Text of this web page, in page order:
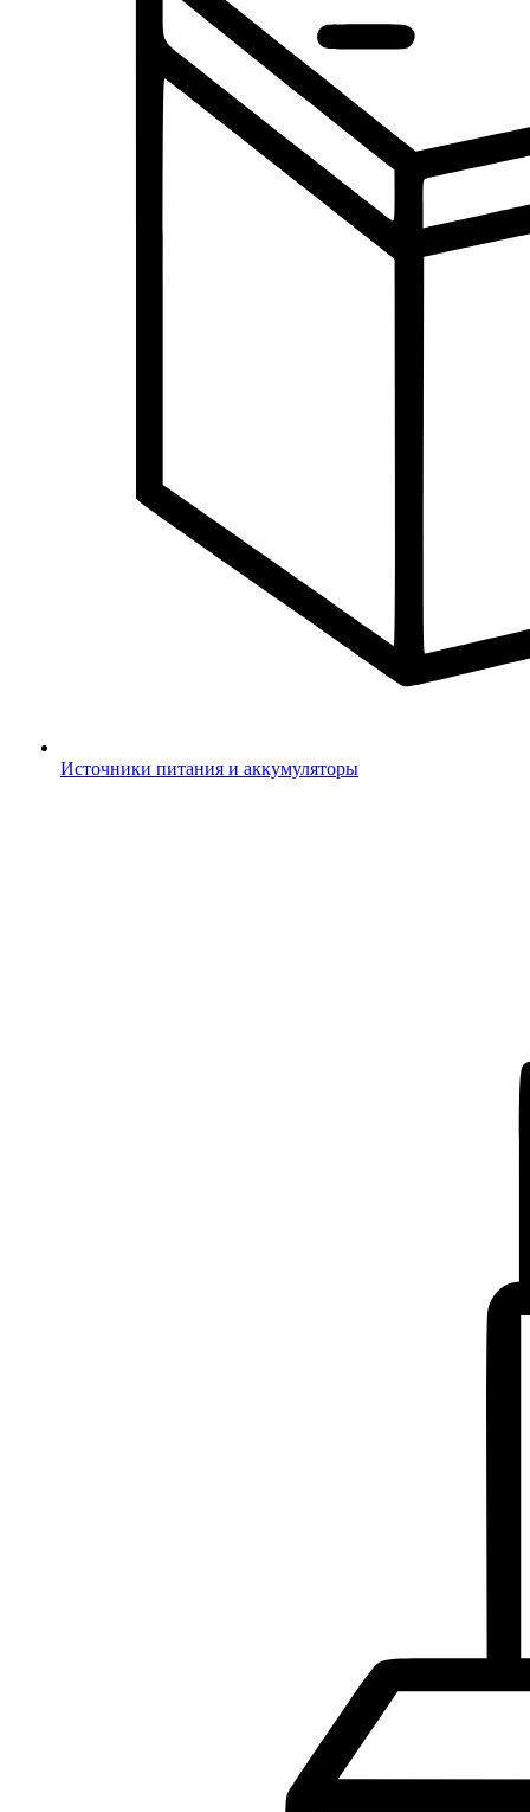
Источники питания и аккумуляторы